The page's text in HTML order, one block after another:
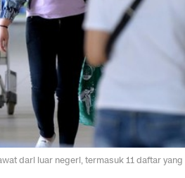
dari luar negeri, termasuk 11 daftar yang